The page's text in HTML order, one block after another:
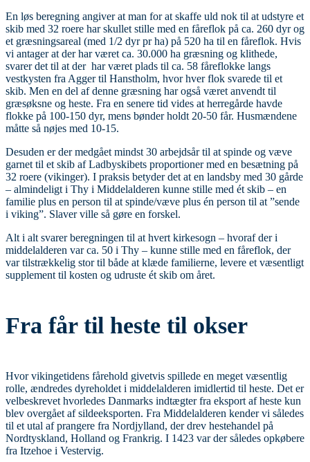
En løs beregning angiver at man for at skaffe uld nok til at udstyre et
skib med 32 roere har skullet stille med en fåreflok på ca. 260 dyr og
et græsningsareal (med 1/2 dyr pr ha) på 520 ha til en fåreflok. Hvis
vi antager at der har været ca. 30.000 ha græsning og klithede,
svarer det til at der har været plads til ca. 58 fåreflokke langs
vestkysten fra Agger til Hanstholm, hvor hver flok svarede til et
skib. Men en del af denne græsning har også været anvendt til
græsøksne og heste. Fra en senere tid vides at herregårde havde
flokke på 100-150 dyr, mens bønder holdt 20-50 får. Husmændene
måtte så nøjes med 10-15.
Desuden er der medgået mindst 30 arbejdsår til at spinde og væve
garnet til et skib af Ladbyskibets proportioner med en besætning på
32 roere (vikinger). I praksis betyder det at en landsby med 30 gårde
– almindeligt i Thy i Middelalderen kunne stille med ét skib – en
familie plus en person til at spinde/væve plus én person til at ”sende
i viking”. Slaver ville så gøre en forskel.
Alt i alt svarer beregningen til at hvert kirkesogn – hvoraf der i
middelalderen var ca. 50 i Thy – kunne stille med en fåreflok, der
var tilstrækkelig stor til både at klæde familierne, levere et væsentligt
supplement til kosten og udruste ét skib om året.
Fra får til heste til okser
Hvor vikingetidens fårehold givetvis spillede en meget væsentlig
rolle, ændredes dyreholdet i middelalderen imidlertid til heste. Det er
velbeskrevet hvorledes Danmarks indtægter fra eksport af heste kun
blev overgået af sildeeksporten. Fra Middelalderen kender vi således
til et utal af prangere fra Nordjylland, der drev hestehandel på
Nordtyskland, Holland og Frankrig. I 1423 var der således opkøbere
fra Itzehoe i Vestervig.